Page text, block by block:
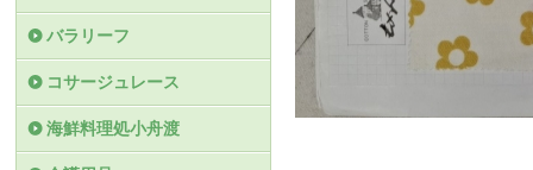
バラリーフ
コサージュレース
海鮮料理処小舟渡